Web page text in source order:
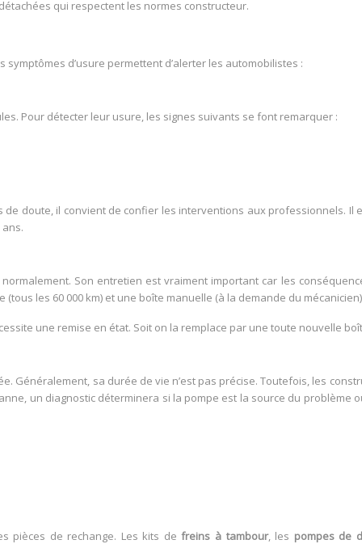
qui respectent les normes constructeur.
d’usure permettent d’alerter les automobilistes :
Pour détecter leur usure, les signes suivants se font remarquer :
doute, il convient de confier les interventions aux professionnels. Il
Son entretien est vraiment important car les
les 60 000 km) et une boîte manuelle (à la demande du
une remise en état. Soit on la remplace par une toute nouvelle
Généralement, sa durée de vie n’est pas précise. Toutefois, les
un diagnostic déterminera si la pompe est la source du problème
pièces de rechange. Les kits defreins à tambour, les pompes de